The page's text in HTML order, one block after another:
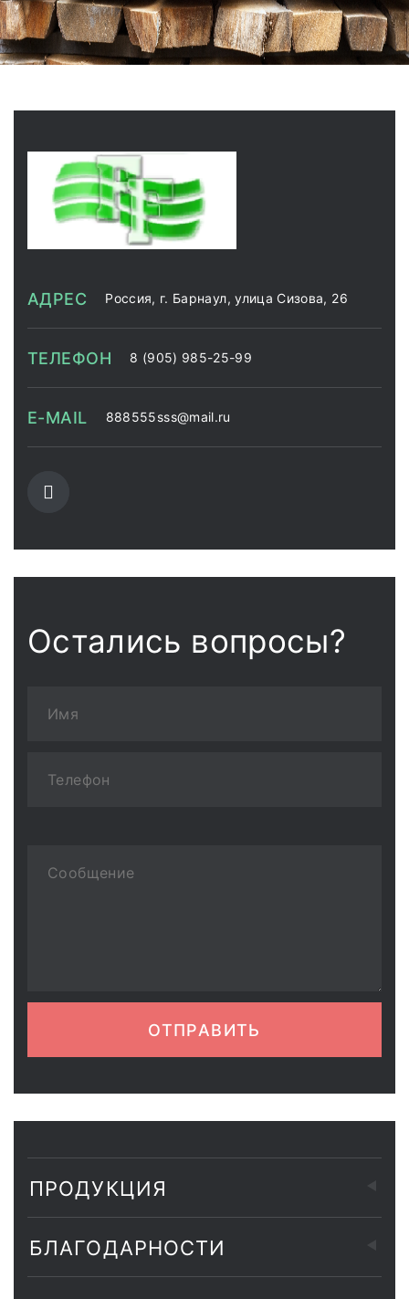
АДРЕС Россия, г. Барнаул, улица Сизова, 26
ТЕЛЕФОН 8 (905) 985-25-99
E-MAIL 888555sss@mail.ru
Остались вопросы?
ОТПРАВИТЬ
ПРОДУКЦИЯ
БЛАГОДАРНОСТИ